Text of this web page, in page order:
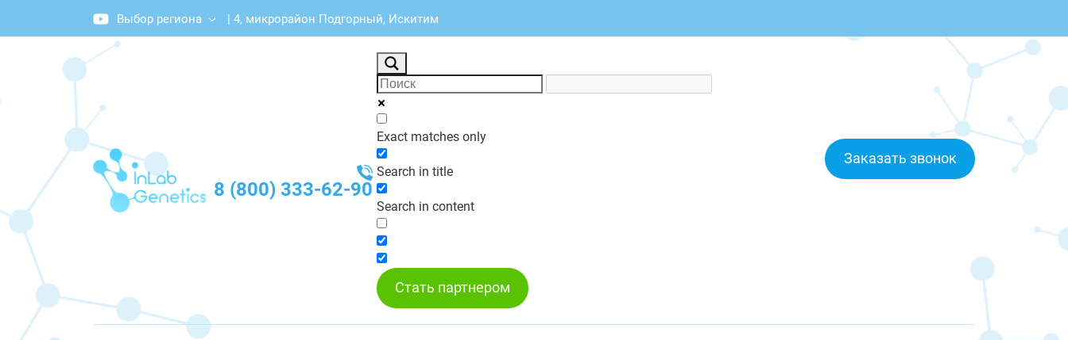
Выбор региона | 4, микрорайон Подгорный, Искитим
8 (800) 333-62-90
Exact matches only
Search in title
Search in content
Заказать звонок
Стать партнером